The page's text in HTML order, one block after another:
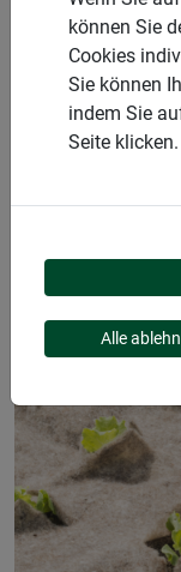
PRODUKTE
können Sie
Cookies
Sie können
indem Sie
Seite klicken.
Alle